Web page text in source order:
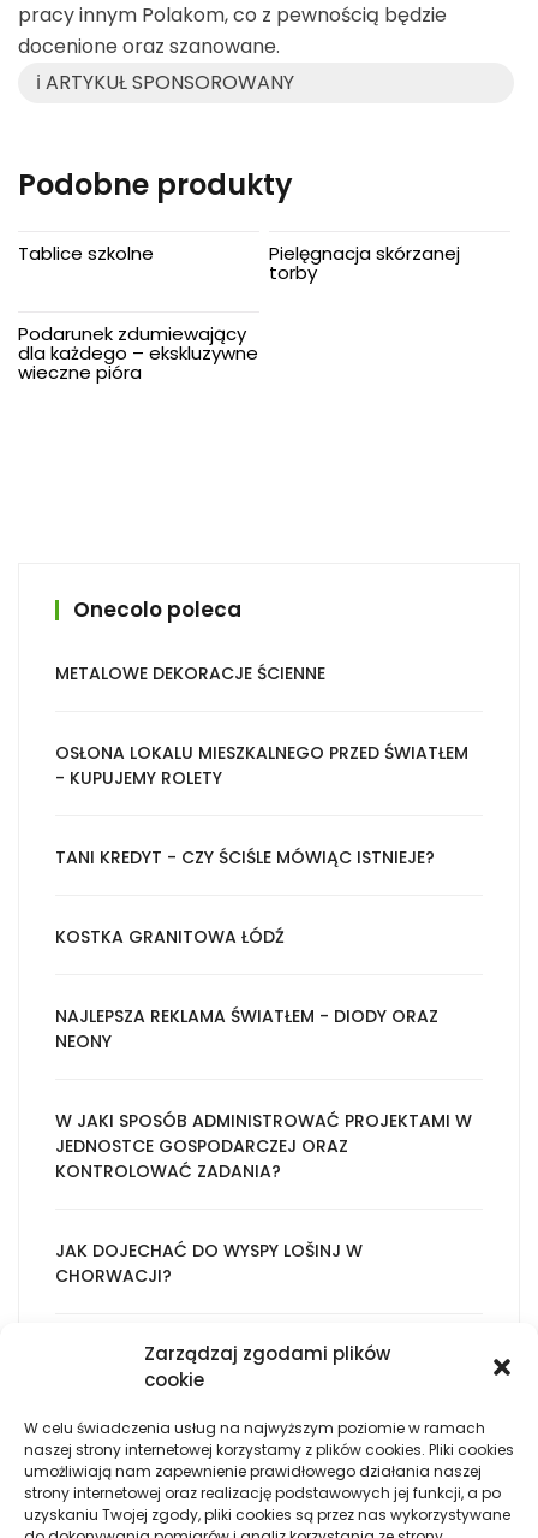
Zarządzaj zgodami plików
cookie
W celu świadczenia usług na najwyższym poziomie w ramach
naszej strony internetowej korzystamy z plików cookies. Pliki cookies
umożliwiają nam zapewnienie prawidłowego działania naszej
strony internetowej oraz realizację podstawowych jej funkcji, a po
uzyskaniu Twojej zgody, pliki cookies są przez nas wykorzystywane
pracy innym Polakom, co z pewnością będzie
docenione oraz szanowane.
ℹ️ ARTYKUŁ SPONSOROWANY
Podobne produkty
Tablice szkolne Pielęgnacja skórzanej
torby
Podarunek zdumiewający
dla każdego – ekskluzywne
wieczne pióra
Onecolo poleca
METALOWE DEKORACJE ŚCIENNE
OSŁONA LOKALU MIESZKALNEGO PRZED ŚWIATŁEM
- KUPUJEMY ROLETY
TANI KREDYT - CZY ŚCIŚLE MÓWIĄC ISTNIEJE?
KOSTKA GRANITOWA ŁÓDŹ
NAJLEPSZA REKLAMA ŚWIATŁEM - DIODY ORAZ
NEONY
W JAKI SPOSÓB ADMINISTROWAĆ PROJEKTAMI W
JEDNOSTCE GOSPODARCZEJ ORAZ
KONTROLOWAĆ ZADANIA?
JAK DOJECHAĆ DO WYSPY LOŠINJ W
CHORWACJI?
SWETRY I DODATKI DLA FACETÓW - MODA
CODZIENNA
ELEMENT ZDOBNICZY BIURA - POSTAW NA
BŁYSKOTLIWE OBRAZY NA DREWNIE